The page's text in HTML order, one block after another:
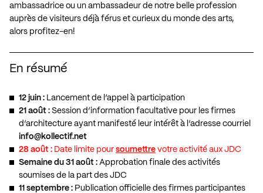
ambassadrice ou un ambassadeur de notre belle profession
auprès de visiteurs déjà férus et curieux du monde des arts,
alors profitez-en!
En résumé
12 juin : Lancement de l’appel à participation
21 août : Session d’information facultative pour les firmes
d’architecture ayant manifesté leur intérêt à l’adresse courriel
info@kollectif.net
28 août : Date limite pour soumettre votre activité aux JDC
Semaine du 31 août : Approbation finale des activités
soumises de la part des JDC
11 septembre : Publication officielle des firmes participantes